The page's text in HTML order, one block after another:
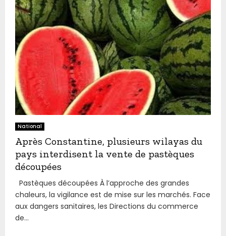
National
Après Constantine, plusieurs wilayas du
pays interdisent la vente de pastèques
découpées
Pastèques découpées À l’approche des grandes
chaleurs, la vigilance est de mise sur les marchés. Face
aux dangers sanitaires, les Directions du commerce
de...